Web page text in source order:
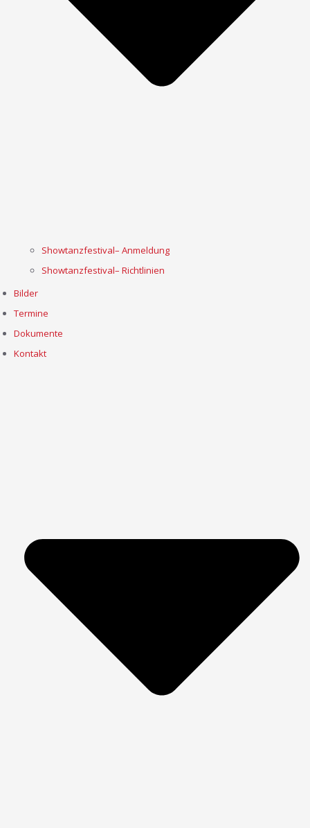
Showtanzfestival– Anmeldung
Showtanzfestival– Richtlinien
Bilder
Termine
Dokumente
Kontakt